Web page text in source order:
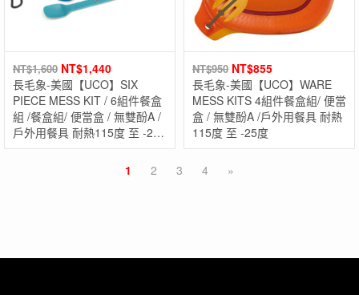
NT$1,600 NT$1,440
長毛象-美國【UCO】SIX
PIECE MESS KIT / 6組件餐盒
組 /餐盒組/ 便當盒 / 無雙酚A /
戶外用餐具 耐熱115度 至 -25
度
NT$950 NT$855
長毛象-美國【UCO】WARE
MESS KITS 4組件餐盒組/ 便當
盒 / 無雙酚A /戶外用餐具 耐熱
115度 至 -25度
1 2 3 4 »